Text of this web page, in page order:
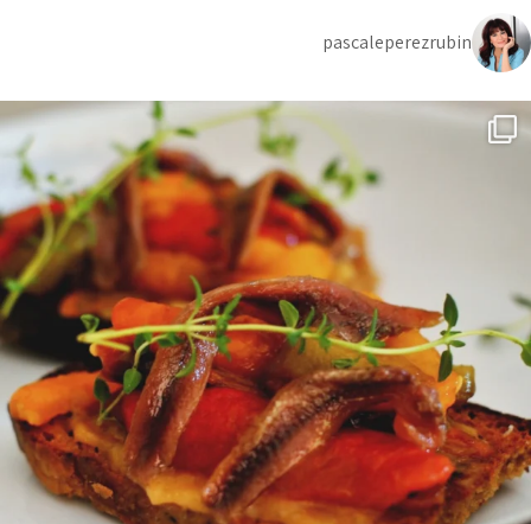
pascaleperezrubin